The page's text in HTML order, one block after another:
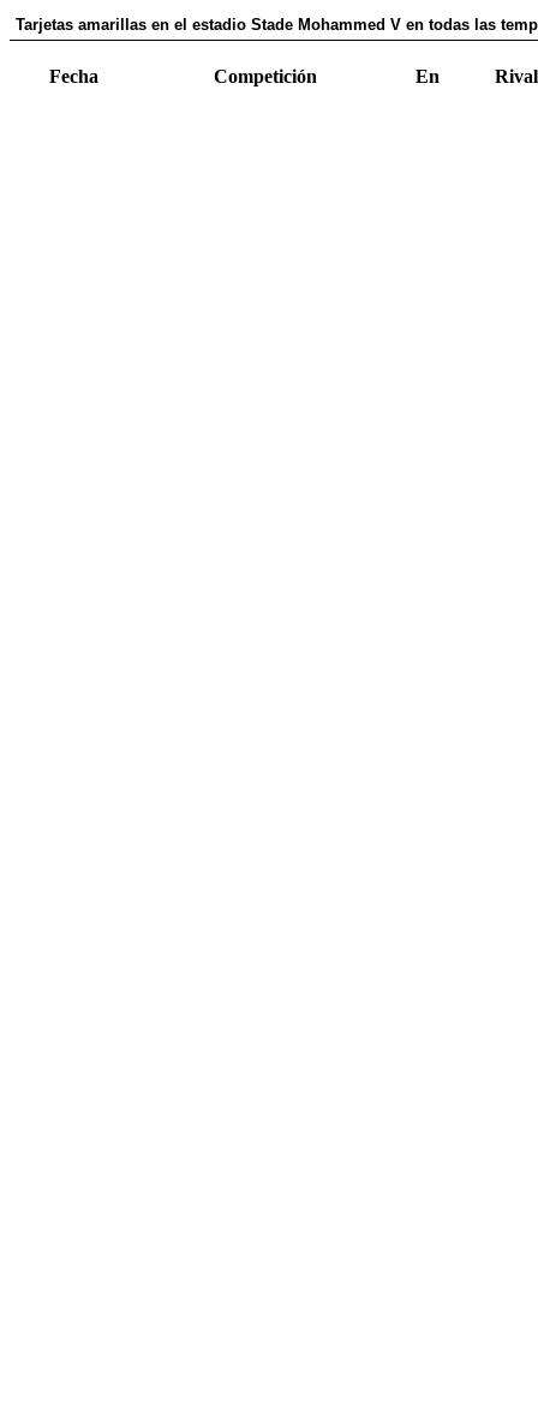
Tarjetas amarillas en el estadio Stade Mohammed V en todas las
Fecha Competición En Rival